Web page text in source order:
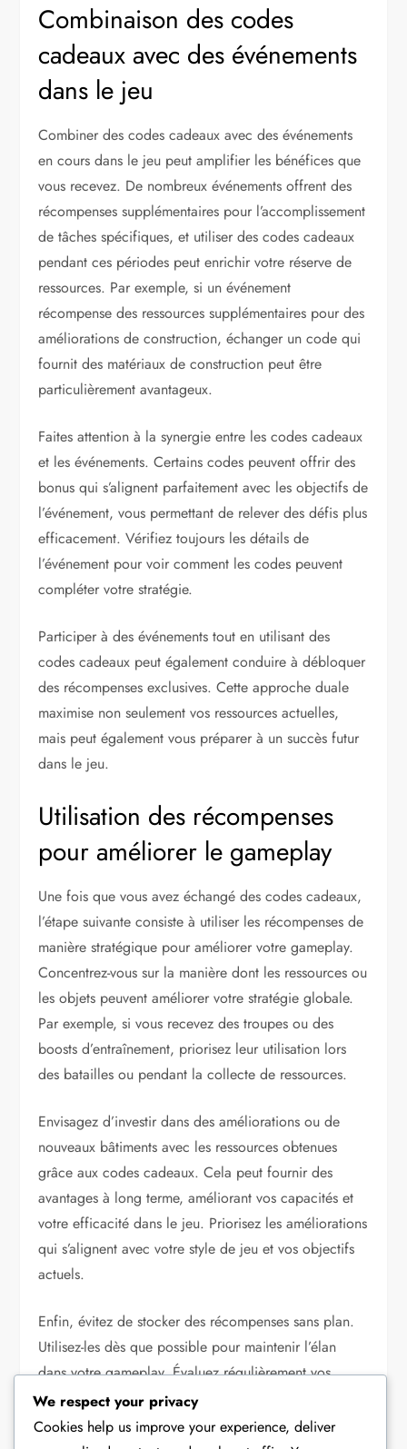
Combinaison des codes
cadeaux avec des événements
dans le jeu
Combiner des codes cadeaux avec des événements
en cours dans le jeu peut amplifier les bénéfices que
vous recevez. De nombreux événements offrent des
récompenses supplémentaires pour l’accomplissement
de tâches spécifiques, et utiliser des codes cadeaux
pendant ces périodes peut enrichir votre réserve de
ressources. Par exemple, si un événement
récompense des ressources supplémentaires pour des
améliorations de construction, échanger un code qui
fournit des matériaux de construction peut être
particulièrement avantageux.
Faites attention à la synergie entre les codes cadeaux
et les événements. Certains codes peuvent offrir des
bonus qui s’alignent parfaitement avec les objectifs de
l’événement, vous permettant de relever des défis plus
efficacement. Vérifiez toujours les détails de
l’événement pour voir comment les codes peuvent
compléter votre stratégie.
Participer à des événements tout en utilisant des
codes cadeaux peut également conduire à débloquer
des récompenses exclusives. Cette approche duale
maximise non seulement vos ressources actuelles,
mais peut également vous préparer à un succès futur
dans le jeu.
Utilisation des récompenses
pour améliorer le gameplay
Une fois que vous avez échangé des codes cadeaux,
l’étape suivante consiste à utiliser les récompenses de
manière stratégique pour améliorer votre gameplay.
Concentrez-vous sur la manière dont les ressources ou
les objets peuvent améliorer votre stratégie globale.
Par exemple, si vous recevez des troupes ou des
boosts d’entraînement, priorisez leur utilisation lors
des batailles ou pendant la collecte de ressources.
Envisagez d’investir dans des améliorations ou de
nouveaux bâtiments avec les ressources obtenues
grâce aux codes cadeaux. Cela peut fournir des
avantages à long terme, améliorant vos capacités et
votre efficacité dans le jeu. Priorisez les améliorations
qui s’alignent avec votre style de jeu et vos objectifs
actuels.
Enfin, évitez de stocker des récompenses sans plan.
Utilisez-les dès que possible pour maintenir l’élan
dans votre gameplay. Évaluez régulièrement vos
besoins et adaptez votre stratégie en fonction des
ressources disponibles grâce aux codes cadeaux et
We respect your privacy
Cookies help us improve your experience, deliver